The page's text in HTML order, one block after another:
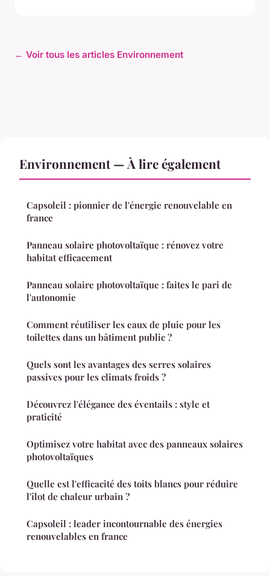
← Voir tous les articles Environnement
Environnement — À lire également
Capsoleil : pionnier de l'énergie renouvelable en
france
Panneau solaire photovoltaïque : rénovez votre
habitat efficacement
Panneau solaire photovoltaïque : faites le pari de
l'autonomie
Comment réutiliser les eaux de pluie pour les
toilettes dans un bâtiment public ?
Quels sont les avantages des serres solaires
passives pour les climats froids ?
Découvrez l'élégance des éventails : style et
praticité
Optimisez votre habitat avec des panneaux solaires
photovoltaïques
Quelle est l'efficacité des toits blancs pour réduire
l'îlot de chaleur urbain ?
Capsoleil : leader incontournable des énergies
renouvelables en france